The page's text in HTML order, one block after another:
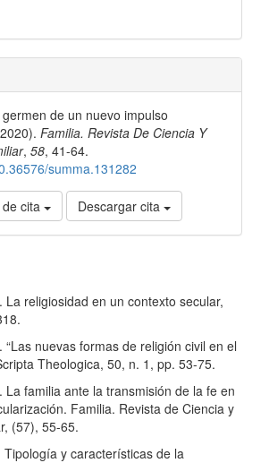
de un nuevo impulso
Familia. Revista De Ciencia Y
, 58, 41-64.
summa.131282
cita Descargar cita
La religiosidad en un contexto secular,
“Las nuevas formas de religión civil en el
Theologica, 50, n. 1, pp. 53-75.
La familia ante la transmisión de la fe en
Familia. Revista de Ciencia y
(57), 55-65.
Tipología y características de la